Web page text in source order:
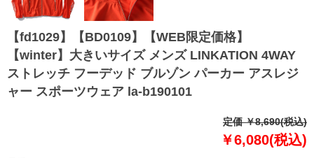
【fd1029】【BD0109】【WEB限定価格】
【winter】大きいサイズ メンズ LINKATION 4WAY
ストレッチ フーデッド ブルゾン パーカー アスレジ
ャー スポーツウェア la-b190101
定価 ￥8,690(税込)
￥6,080(税込)